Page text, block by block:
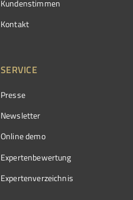
Kundenstimmen
Kontakt
SERVICE
Presse
Newsletter
Online demo
Expertenbewertung
Expertenverzeichnis